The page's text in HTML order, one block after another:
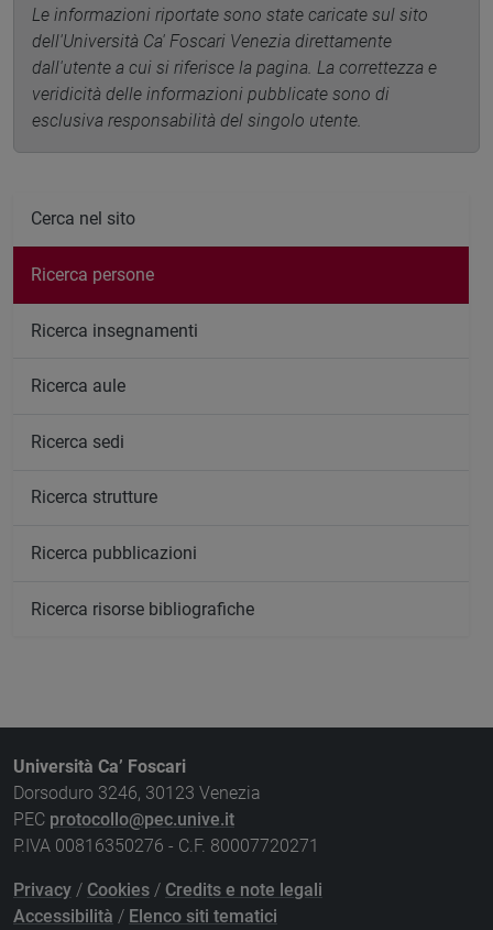
Le informazioni riportate sono state caricate sul sito
dell'Università Ca' Foscari Venezia direttamente
dall'utente a cui si riferisce la pagina. La correttezza e
veridicità delle informazioni pubblicate sono di
esclusiva responsabilità del singolo utente.
Cerca nel sito
Ricerca persone
Ricerca insegnamenti
Ricerca aule
Ricerca sedi
Ricerca strutture
Ricerca pubblicazioni
Ricerca risorse bibliografiche
Università Ca’ Foscari
Dorsoduro 3246, 30123 Venezia
PEC protocollo@pec.unive.it
P.IVA 00816350276 - C.F. 80007720271
Privacy / Cookies / Credits e note legali
Accessibilità / Elenco siti tematici